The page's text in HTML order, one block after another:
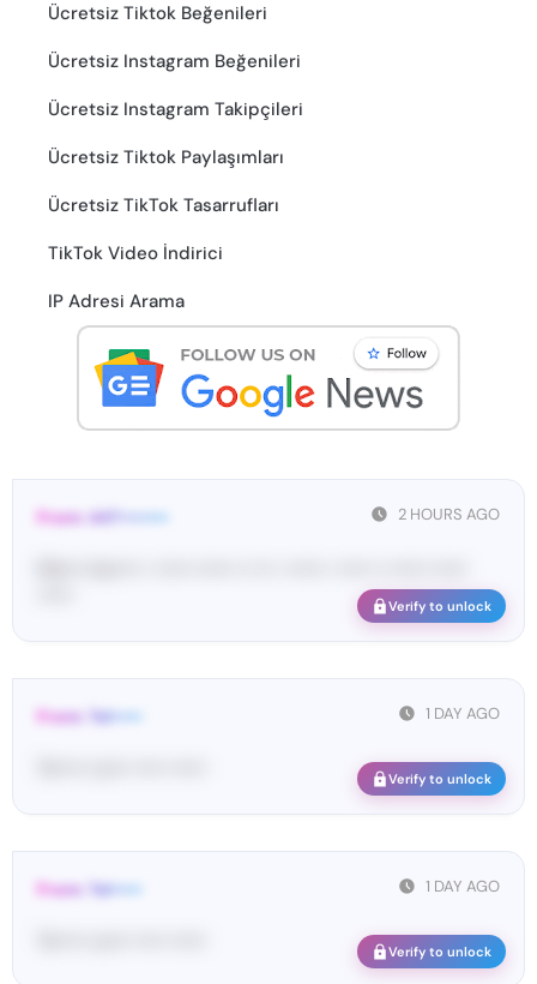
Ücretsiz Tiktok Beğenileri
Ücretsiz Instagram Beğenileri
Ücretsiz Instagram Takipçileri
Ücretsiz Tiktok Paylaşımları
Ücretsiz TikTok Tasarrufları
TikTok Video İndirici
IP Adresi Arama
2 HOURS AGO
From: 447••••••••
Verify to unlock
1 DAY AGO
From: Tel•••••
Verify to unlock
1 DAY AGO
From: Tel•••••
Verify to unlock